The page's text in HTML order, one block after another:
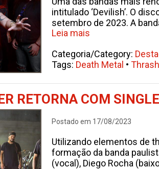
intitulado ‘Devilish’. O
setembro de 2023. A
Leia mais
Categoria/Category:
Tags: Death Metal •
RETORNA COM
Postado em 17/08/2023
Utilizando elementos de
formação da banda
(vocal), Diego Rocha